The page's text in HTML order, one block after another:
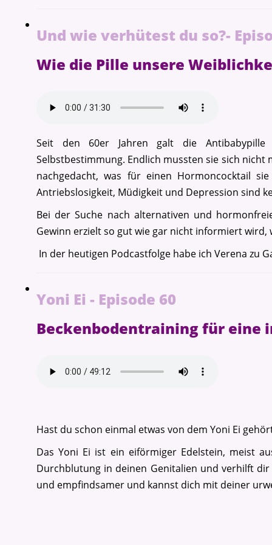
Und wie verhütest du so?-
Wie die Pille unsere
Seit den 60er Jahren galt die
Selbstbestimmung. Endlich mussten sie sich
nachgedacht, was für einen Hormoncocktail
Antriebslosigkeit, Müdigkeit und Depression sind
Bei der Suche nach alternativen und
Gewinn erzielt so gut wie gar nicht informiert
In der heutigen Podcastfolge habe ich Verena zu
Yoni Ei - Episode 60
Beckenbodentraining für eine
Hast du schon einmal etwas von dem Yoni Ei
Das Yoni Ei ist ein eiförmiger Edelstein, meist
Durchblutung in deinen Genitalien und verhilft
und empfindsamer und kannst dich mit deiner